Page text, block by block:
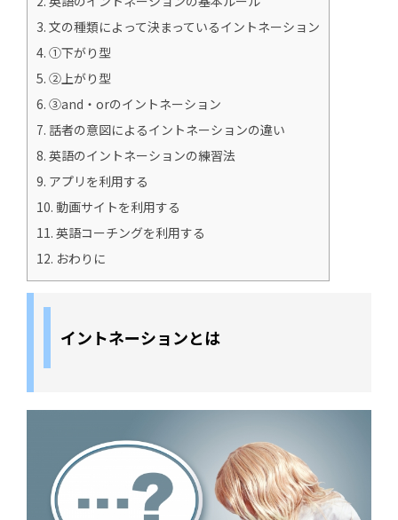
3. 文の種類によって決まっているイントネーション
4. ①下がり型
5. ②上がり型
6. ③and・orのイントネーション
7. 話者の意図によるイントネーションの違い
8. 英語のイントネーションの練習法
9. アプリを利用する
10. 動画サイトを利用する
11. 英語コーチングを利用する
12. おわりに
イントネーションとは